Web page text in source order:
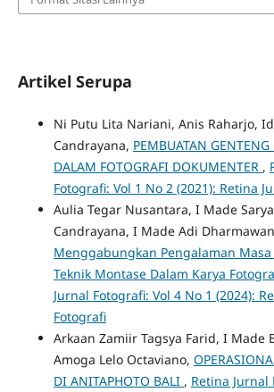
Artikel Serupa
Ni Putu Lita Nariani, Anis Raharjo,
Candrayana, PEMBUATAN GENTENG
DALAM FOTOGRAFI DOKUMENTER ,
Fotografi: Vol 1 No 2 (2021): Retina
Aulia Tegar Nusantara, I Made
Candrayana, I Made Adi
Menggabungkan Pengalaman
Teknik Montase Dalam Karya
Jurnal Fotografi: Vol 4 No 1 (2024):
Fotografi
Arkaan Zamiir Tagsya Farid, I Made
Amoga Lelo Octaviano,
DI ANITAPHOTO BALI , Retina Jurnal